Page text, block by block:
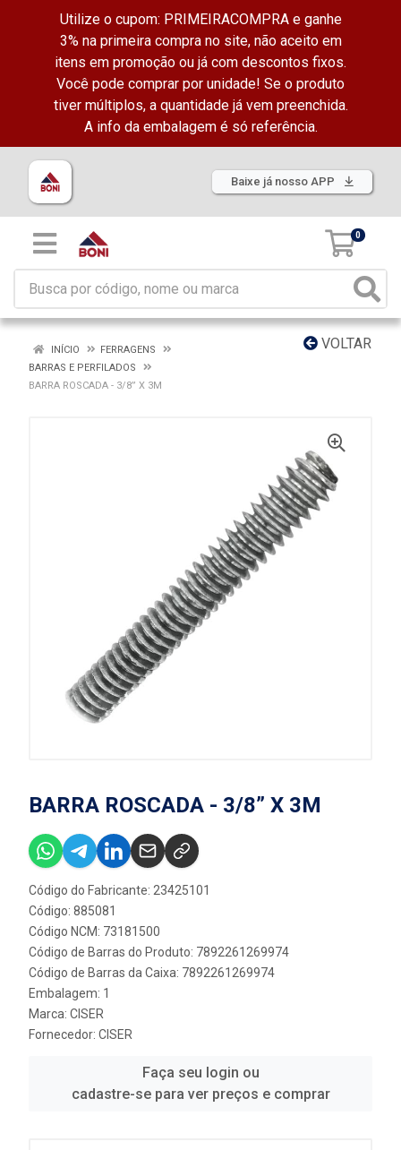
Utilize o cupom: PRIMEIRACOMPRA e ganhe
3% na primeira compra no site, não aceito em
itens em promoção ou já com descontos fixos.
Você pode comprar por unidade! Se o produto
tiver múltiplos, a quantidade já vem preenchida.
A info da embalagem é só referência.
Baixe já nosso APP
0
VOLTAR
INÍCIO
FERRAGENS
BARRAS E PERFILADOS
BARRA ROSCADA - 3/8” X 3M
BARRA ROSCADA - 3/8” X 3M
Código do Fabricante: 23425101
Código: 885081
Código NCM: 73181500
Código de Barras do Produto: 7892261269974
Código de Barras da Caixa: 7892261269974
Embalagem: 1
Marca: CISER
Fornecedor: CISER
Faça seu login ou
cadastre-se para ver preços e comprar